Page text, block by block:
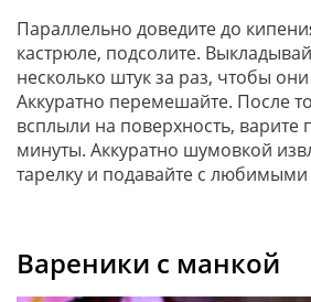
Параллельно доведите до
кастрюле, подсолите.
несколько штук за раз, чтобы
Аккуратно перемешайте. После
всплыли на поверхность, варите
минуты. Аккуратно шумовкой
тарелку и подавайте с
Вареники с манкой